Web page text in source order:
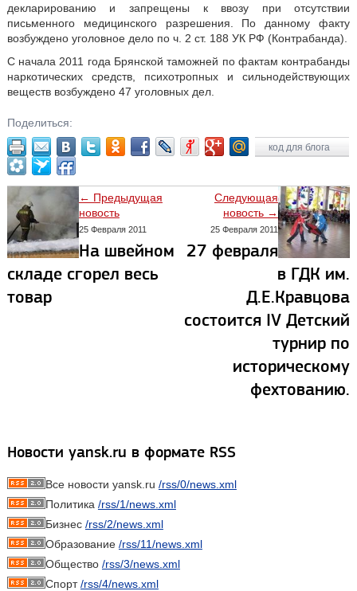
декларированию и запрещены к ввозу при отсутствии
письменного медицинского разрешения. По данному факту
возбуждено уголовное дело по ч. 2 ст. 188 УК РФ (Контрабанда).
С начала 2011 года Брянской таможней по фактам контрабанды
наркотических средств, психотропных и сильнодействующих
веществ возбуждено 47 уголовных дел.
Поделиться:
код для блога
← Предыдущая
новость
25 Февраля 2011
На швейном
складе сгорел весь
товар
Следующая
новость →
25 Февраля 2011
27 февраля
в ГДК им.
Д.Е.Кравцова
состоится IV Детский
турнир по
историческому
фехтованию.
Новости yansk.ru в формате RSS
Все новости yansk.ru /rss/0/news.xml
Политика /rss/1/news.xml
Бизнес /rss/2/news.xml
Образование /rss/11/news.xml
Общество /rss/3/news.xml
Спорт/rss/4/news.xml